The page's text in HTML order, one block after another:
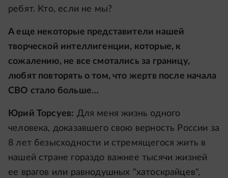
ребят. Кто, если не мы?
А еще некоторые представители нашей
творческой интеллигенции, которые, к
сожалению, не все смотались за границу,
любят повторять о том, что жертв после начала
СВО стало больше…
Юрий Торсуев: Для меня жизнь одного
человека, доказавшего свою верность России за
8 лет безысходности и стремящегося жить в
нашей стране гораздо важнее тысячи жизней
ее врагов или равнодушных "хатоскрайцев",